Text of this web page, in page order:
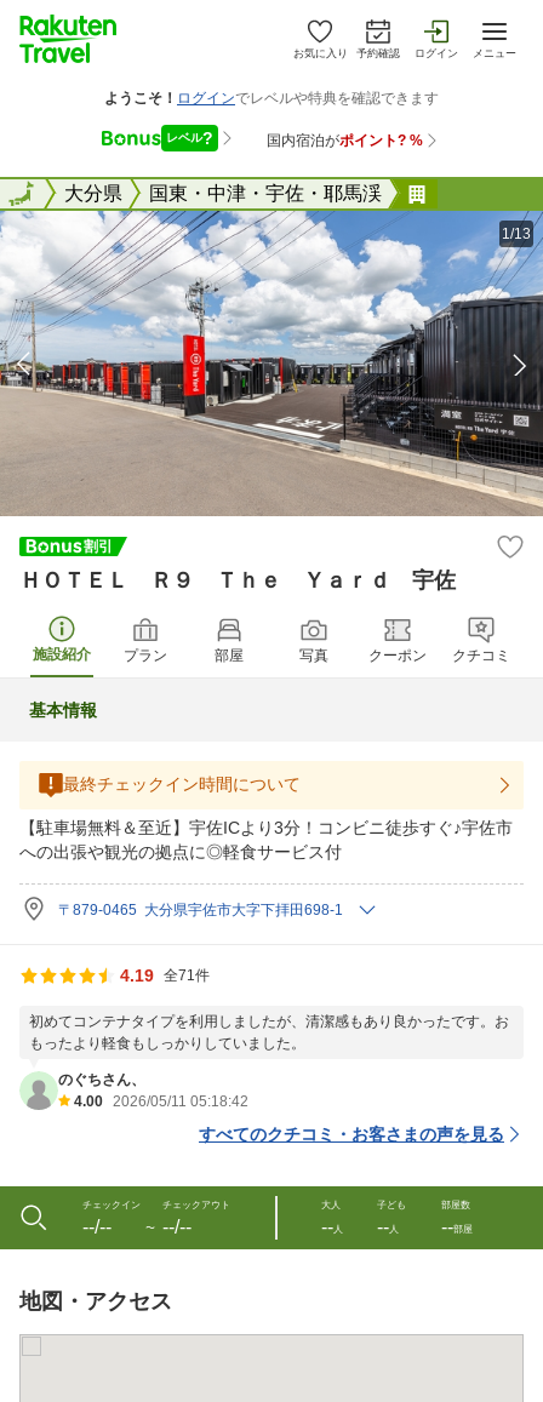
お気に入り 予約確認 ログイン メニュー
全国大分県 国東・中津・宇佐・耶馬渓
全国
1/13
ＨＯＴＥＬ Ｒ９ Ｔｈｅ Ｙａｒｄ 宇佐
施設紹介 プラン 部屋 写真 クーポン クチコミ
基本情報
最終チェックイン時間について
【駐車場無料＆至近】宇佐ICより3分！コンビニ徒歩すぐ♪宇佐市
への出張や観光の拠点に◎軽食サービス付
〒879-0465 大分県宇佐市大字下拝田698-1
4.19 全71件
初めてコンテナタイプを利用しましたが、清潔感もあり良かったです。お
もったより軽食もしっかりしていました。
のぐちさん、
4.00 2026/05/11 05:18:42
すべてのクチコミ・お客さまの声を見る
チェックイン
--/-- 〜
チェックアウト
--/--
大人
--人
子ども
--人
部屋数
--部屋
地図・アクセス